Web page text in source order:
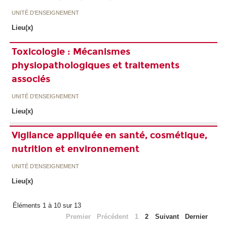
UNITÉ D’ENSEIGNEMENT
Lieu(x)
Toxicologie : Mécanismes
physiopathologiques et traitements
associés
UNITÉ D’ENSEIGNEMENT
Lieu(x)
Vigilance appliquée en santé, cosmétique,
nutrition et environnement
UNITÉ D’ENSEIGNEMENT
Lieu(x)
Éléments 1 à 10 sur 13
Premier
Précédent 1 2 Suivant Dernier